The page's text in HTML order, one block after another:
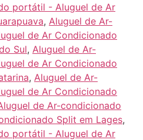
portátil - Aluguel de Ar
, Aluguel de Ar-
de Ar Condicionado
Sul, Aluguel de Ar-
de Ar Condicionado
, Aluguel de Ar-
de Ar Condicionado
de Ar-condicionado
Split em Lages,
portátil - Aluguel de Ar